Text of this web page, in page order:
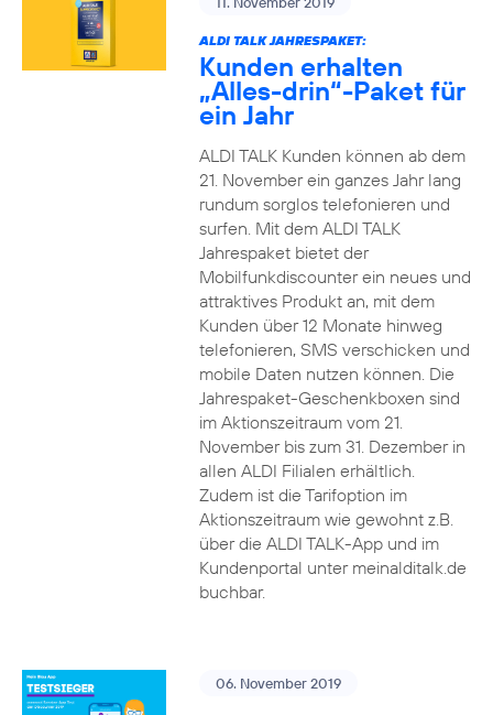
ALDI TALK JAHRESPAKET:
Kunden erhalten
„Alles-drin“-Paket für
ein Jahr
ALDI TALK Kunden können ab dem
21. November ein ganzes Jahr lang
rundum sorglos telefonieren und
surfen. Mit dem ALDI TALK
Jahrespaket bietet der
Mobilfunkdiscounter ein neues und
attraktives Produkt an, mit dem
Kunden über 12 Monate hinweg
telefonieren, SMS verschicken und
mobile Daten nutzen können. Die
Jahrespaket-Geschenkboxen sind
im Aktionszeitraum vom 21.
November bis zum 31. Dezember in
allen ALDI Filialen erhältlich.
Zudem ist die Tarifoption im
Aktionszeitraum wie gewohnt z.B.
über die ALDI TALK-App und im
Kundenportal unter meinalditalk.de
buchbar.
06. November 2019